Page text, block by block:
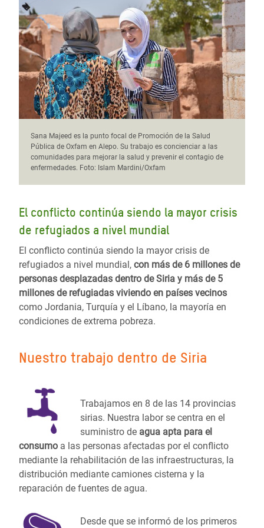
Sana Majeed es la punto focal de Promoción de la Salud
Pública de Oxfam en Alepo. Su trabajo es concienciar a las
comunidades para mejorar la salud y prevenir el contagio de
enfermedades. Foto: Islam Mardini/Oxfam
El conflicto continúa siendo la mayor crisis
de refugiados a nivel mundial
El conflicto continúa siendo la mayor crisis de
refugiados a nivel mundial, con más de 6 millones de
personas desplazadas dentro de Siria y más de 5
millones de refugiadas viviendo en países vecinos
como Jordania, Turquía y el Líbano, la mayoría en
condiciones de extrema pobreza.
Nuestro trabajo dentro de Siria
Trabajamos en 8 de las 14 provincias
sirias. Nuestra labor se centra en el
suministro de agua apta para el
consumo a las personas afectadas por el conflicto
mediante la rehabilitación de las infraestructuras, la
distribución mediante camiones cisterna y la
reparación de fuentes de agua.
Desde que se informó de los primeros